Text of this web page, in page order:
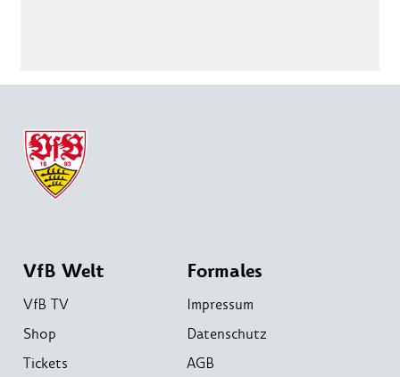
VfB Welt
VfB TV
Shop
Tickets
Formales
Impressum
Datenschutz
AGB